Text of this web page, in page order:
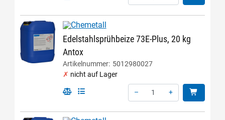
Edelstahlsprühbeize 73E-Plus, 20 kg
Antox
Artikelnummer: 5012980027
nicht auf Lager
–
+